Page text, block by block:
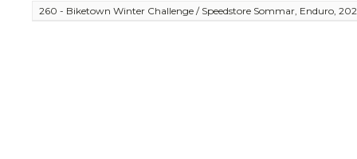
260 - Biketown Winter Challenge / Speedstore Sommar, Enduro,